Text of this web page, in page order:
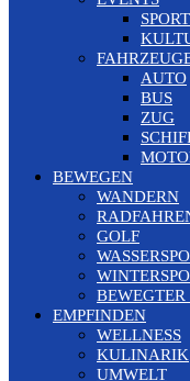
AUTO
BUS
ZUG
BEWEGEN
WANDERN
GOLF
BEWEGTER
EMPFINDEN
WELLNESS
KULINARIK
UMWELT